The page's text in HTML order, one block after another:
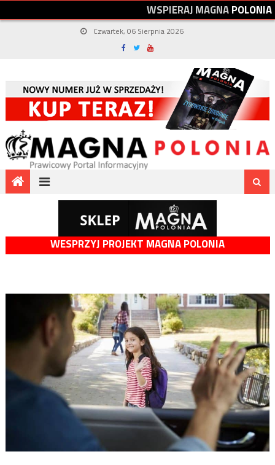
WSPIERAJMAGNAPOLONIA
Czwartek, 06 Sierpnia 2026
WESPRZYJ PROJEKT MAGNA POLONIA